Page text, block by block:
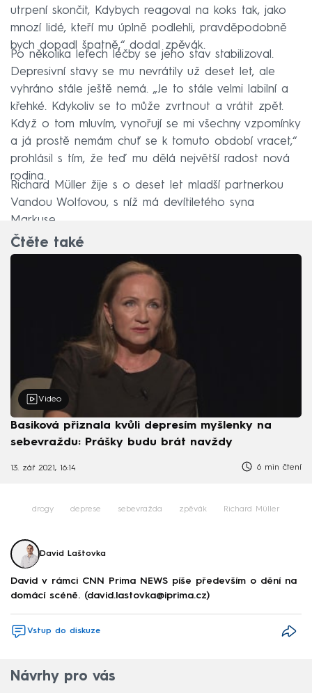
utrpení skončit, Kdybych reagoval na koks tak, jako
mnozí lidé, kteří mu úplně podlehli, pravděpodobně
bych dopadl špatně,“ dodal zpěvák.
Po několika letech léčby se jeho stav stabilizoval.
Depresivní stavy se mu nevrátily už deset let, ale
vyhráno stále ještě nemá. „Je to stále velmi labilní a
křehké. Kdykoliv se to může zvrtnout a vrátit zpět.
Když o tom mluvím, vynořují se mi všechny vzpomínky
a já prostě nemám chuť se k tomuto období vracet,“
prohlásil s tím, že teď mu dělá největší radost nová
rodina.
Richard Müller žije s o deset let mladší partnerkou
Vandou Wolfovou, s níž má devítiletého syna
Markuse.
Čtěte také
Video
Basiková přiznala kvůli depresím myšlenky na
sebevraždu: Prášky budu brát navždy
13. zář 2021, 16:14 6 min čtení
drogy deprese sebevražda zpěvák Richard Müller
David Laštovka
David v rámci CNN Prima NEWS píše především o dění na
domácí scéně. (david.lastovka@iprima.cz)
Vstup do diskuze
Návrhy pro vás